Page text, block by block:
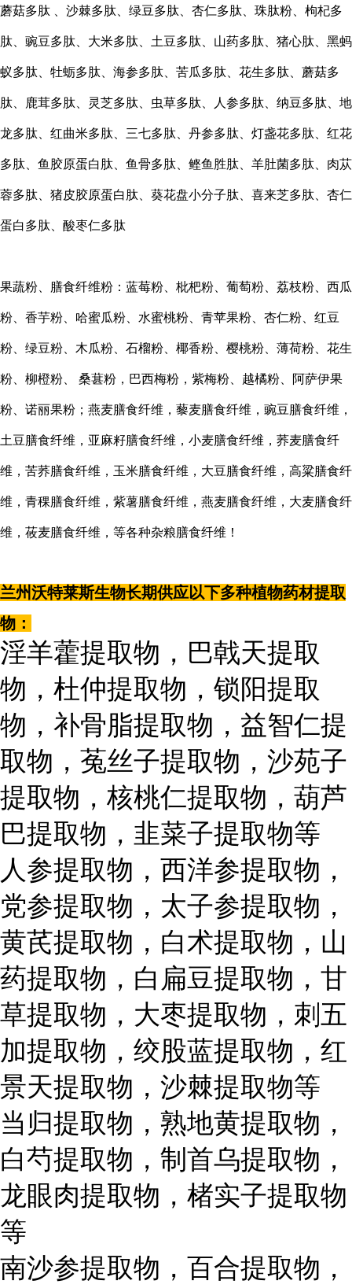
蘑菇多肽 、沙棘多肽、绿豆多肽、杏仁多肽、珠肽粉、枸杞多
肽、豌豆多肽、大米多肽、土豆多肽、山药多肽、猪心肽、黑蚂
蚁多肽、牡蛎多肽、海参多肽、苦瓜多肽、花生多肽、蘑菇多
肽、鹿茸多肽、灵芝多肽、虫草多肽、人参多肽、纳豆多肽、地
龙多肽、红曲米多肽、三七多肽、丹参多肽、灯盏花多肽、红花
多肽、鱼胶原蛋白肽、鱼骨多肽、鲣鱼胜肽、羊肚菌多肽、肉苁
蓉多肽、猪皮胶原蛋白肽、葵花盘小分子肽、喜来芝多肽、杏仁
蛋白多肽、酸枣仁多肽
果蔬粉、膳食纤维粉：蓝莓粉、枇杷粉、葡萄粉、荔枝粉、西瓜
粉、香芋粉、哈蜜瓜粉、水蜜桃粉、青苹果粉、杏仁粉、红豆
粉、绿豆粉、木瓜粉、石榴粉、椰香粉、樱桃粉、薄荷粉、花生
粉、柳橙粉、 桑葚粉，巴西梅粉，紫梅粉、越橘粉、阿萨伊果
粉、诺丽果粉；燕麦膳食纤维，藜麦膳食纤维，豌豆膳食纤维，
土豆膳食纤维，亚麻籽膳食纤维，小麦膳食纤维，荞麦膳食纤
维，苦荞膳食纤维，玉米膳食纤维，大豆膳食纤维，高粱膳食纤
维，青稞膳食纤维，紫薯膳食纤维，燕麦膳食纤维，大麦膳食纤
维，莜麦膳食纤维，等各种杂粮膳食纤维！
兰州沃特莱斯生物长期供应以下多种植物药材提取
物：
淫羊藿提取物，巴戟天提取
物，杜仲提取物，锁阳提取
物，补骨脂提取物，益智仁提
取物，菟丝子提取物，沙苑子
提取物，核桃仁提取物，葫芦
巴提取物，韭菜子提取物等
人参提取物，西洋参提取物，
党参提取物，太子参提取物，
黄芪提取物，白术提取物，山
药提取物，白扁豆提取物，甘
草提取物，大枣提取物，刺五
加提取物，绞股蓝提取物，红
景天提取物，沙棘提取物等
当归提取物，熟地黄提取物，
白芍提取物，制首乌提取物，
龙眼肉提取物，楮实子提取物
等
南沙参提取物，百合提取物，